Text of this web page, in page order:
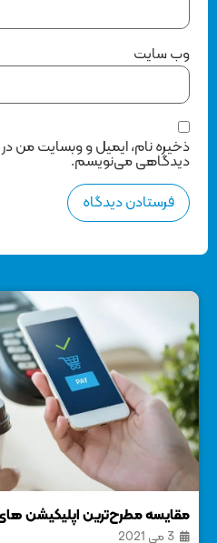
وب‌ سایت
ذخیره نام، ایمیل و وبسایت من در
دیدگاهی می‌نویسم.
مقایسه مطرح‌ترین اپلیکیشن های